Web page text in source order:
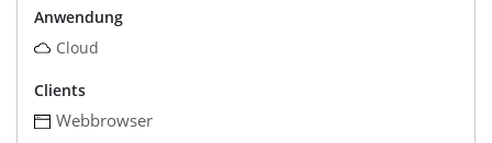
Anwendung
Cloud
Clients
Webbrowser